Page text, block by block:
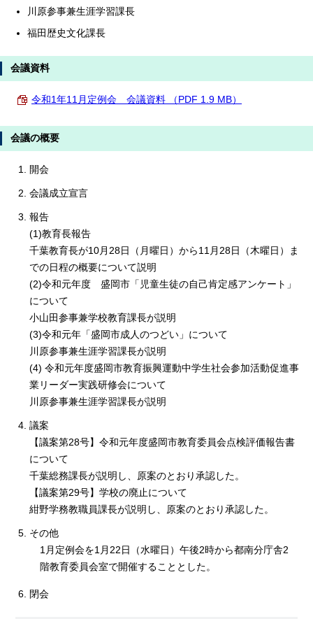
川原参事兼生涯学習課長
福田歴史文化課長
会議資料
令和1年11月定例会 会議資料 （PDF 1.9 MB）
会議の概要
開会
会議成立宣言
報告
(1)教育長報告
千葉教育長が10月28日（月曜日）から11月28日（木曜日）ま
での日程の概要について説明
(2)令和元年度 盛岡市「児童生徒の自己肯定感アンケート」
について
小山田参事兼学校教育課長が説明
(3)令和元年「盛岡市成人のつどい」について
川原参事兼生涯学習課長が説明
(4) 令和元年度盛岡市教育振興運動中学生社会参加活動促進事
業リーダー実践研修会について
川原参事兼生涯学習課長が説明
議案
【議案第28号】令和元年度盛岡市教育委員会点検評価報告書
について
千葉総務課長が説明し、原案のとおり承認した。
【議案第29号】学校の廃止について
紺野学務教職員課長が説明し、原案のとおり承認した。
その他
1月定例会を1月22日（水曜日）午後2時から都南分庁舎2
階教育委員会室で開催することとした。
閉会